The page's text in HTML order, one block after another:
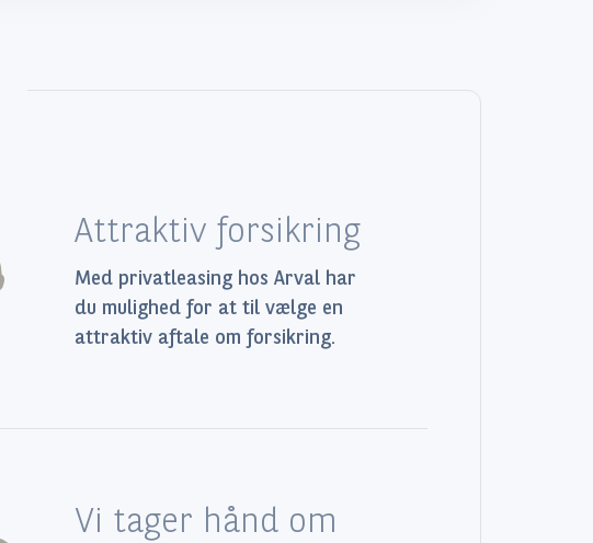
Attraktiv forsikring
Med privatleasing hos Arval har
du mulighed for at til vælge en
attraktiv aftale om forsikring.
Vi tager hånd om